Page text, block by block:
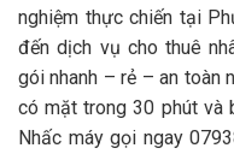
nghiệm thực chiến tại
đến dịch vụ cho thuê
gói nhanh – rẻ – an toàn
có mặt trong 30 phút và
Nhấc máy gọi ngay